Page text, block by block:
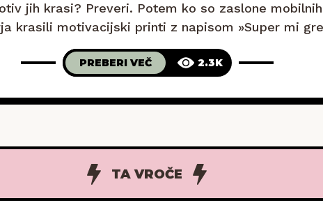
jih krasi? Preveri. Potem ko so zaslone
krasili motivacijski printi z napisom »Super mi
marca navdihnila misel, ki se glasi: »Danes sem
PREBERI VEČ 2.3K
TA VROČE